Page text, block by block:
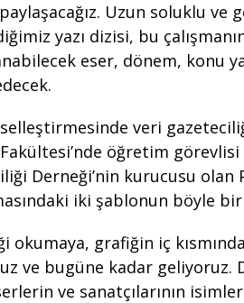
paylaşacağız. Uzun soluklu ve
yazı dizisi, bu
eser, dönem, konu
veri
öğretim görevlisi
Derneği’nin kurucusu olan
iki şablonun böyle
okumaya, grafiğin iç
ve bugüne kadar geliyoruz.
ve sanatçılarının